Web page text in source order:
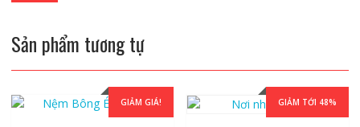
Sản phẩm tương tự
GIẢM GIÁ! GIẢM TỚI 48%